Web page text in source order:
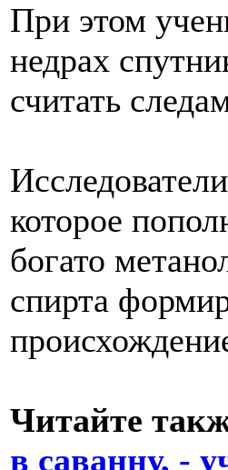
При этом
недрах
считать
которое
богато
спирта
Читайте
в саванну, -